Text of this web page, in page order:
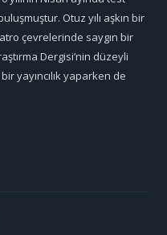
Otuz yılı aşkın bir
çevrelerinde saygın bir
Dergisi’nin düzeyli
yayıncılık yaparken de